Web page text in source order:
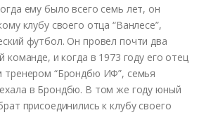
ему было всего семь лет, он
клубу своего отца “Ванлесе”,
футбол. Он провел почти два
команде, и когда в 1973 году его отец
тренером “Брондбю ИФ”, семья
в Брондбю. В том же году юный
присоединились к клубу своего